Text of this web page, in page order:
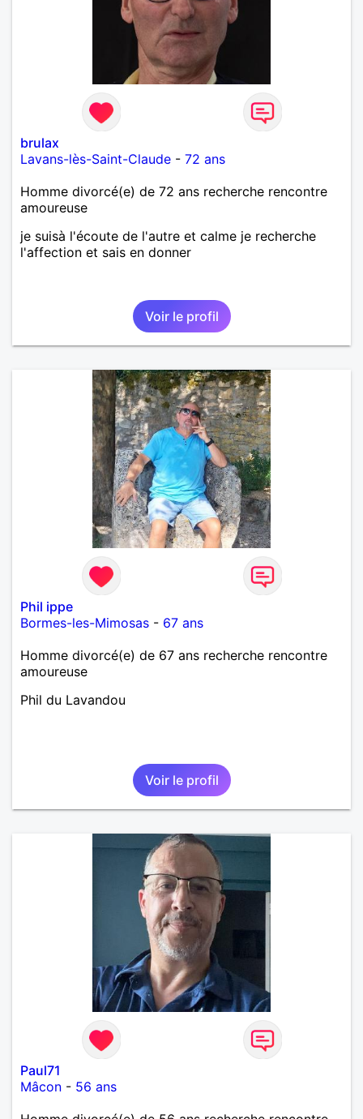
brulax
Lavans-lès-Saint-Claude - 72 ans
Homme divorcé(e) de 72 ans recherche rencontre
amoureuse
je suisà l'écoute de l'autre et calme je recherche
l'affection et sais en donner
Voir le profil
Phil ippe
Bormes-les-Mimosas - 67 ans
Homme divorcé(e) de 67 ans recherche rencontre
amoureuse
Phil du Lavandou
Voir le profil
Paul71
Mâcon - 56 ans